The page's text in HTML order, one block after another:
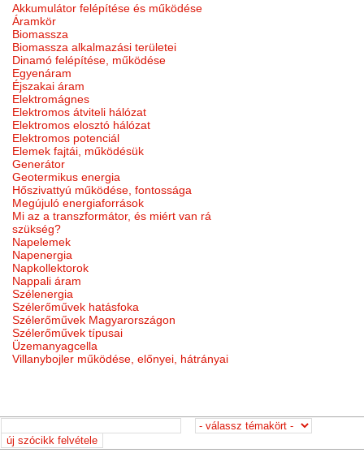
Akkumulátor felépítése és működése
Áramkör
Biomassza
Biomassza alkalmazási területei
Dinamó felépítése, működése
Egyenáram
Éjszakai áram
Elektromágnes
Elektromos átviteli hálózat
Elektromos elosztó hálózat
Elektromos potenciál
Elemek fajtái, működésük
Generátor
Geotermikus energia
Hőszivattyú működése, fontossága
Megújuló energiaforrások
Mi az a transzformátor, és miért van rá
szükség?
Napelemek
Napenergia
Napkollektorok
Nappali áram
Szélenergia
Szélerőművek hatásfoka
Szélerőművek Magyarországon
Szélerőművek típusai
Üzemanyagcella
Villanybojler működése, előnyei, hátrányai